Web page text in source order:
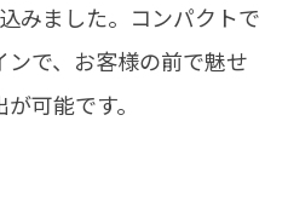
みました。 コンパクトで
で、お客様の前で魅せ
可能です。